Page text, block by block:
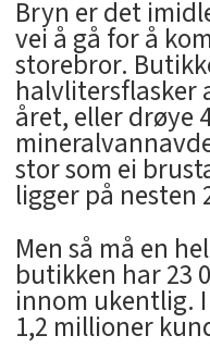
Bryn er det
vei å gå for å
storebror.
halvlitersflasker
året, eller drøye
stor som ei
ligger på nesten
Men så må en
butikken har 23
innom ukentlig.
1,2 millioner